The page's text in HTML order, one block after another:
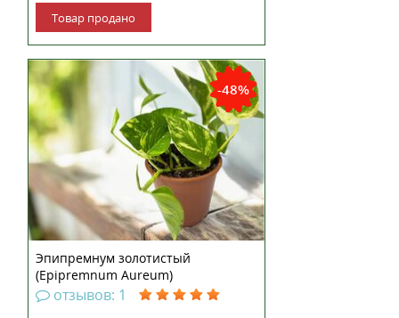
Товар продано
-48%
Эпипремнум золотистый
(Epipremnum Aureum)
отзывов: 1